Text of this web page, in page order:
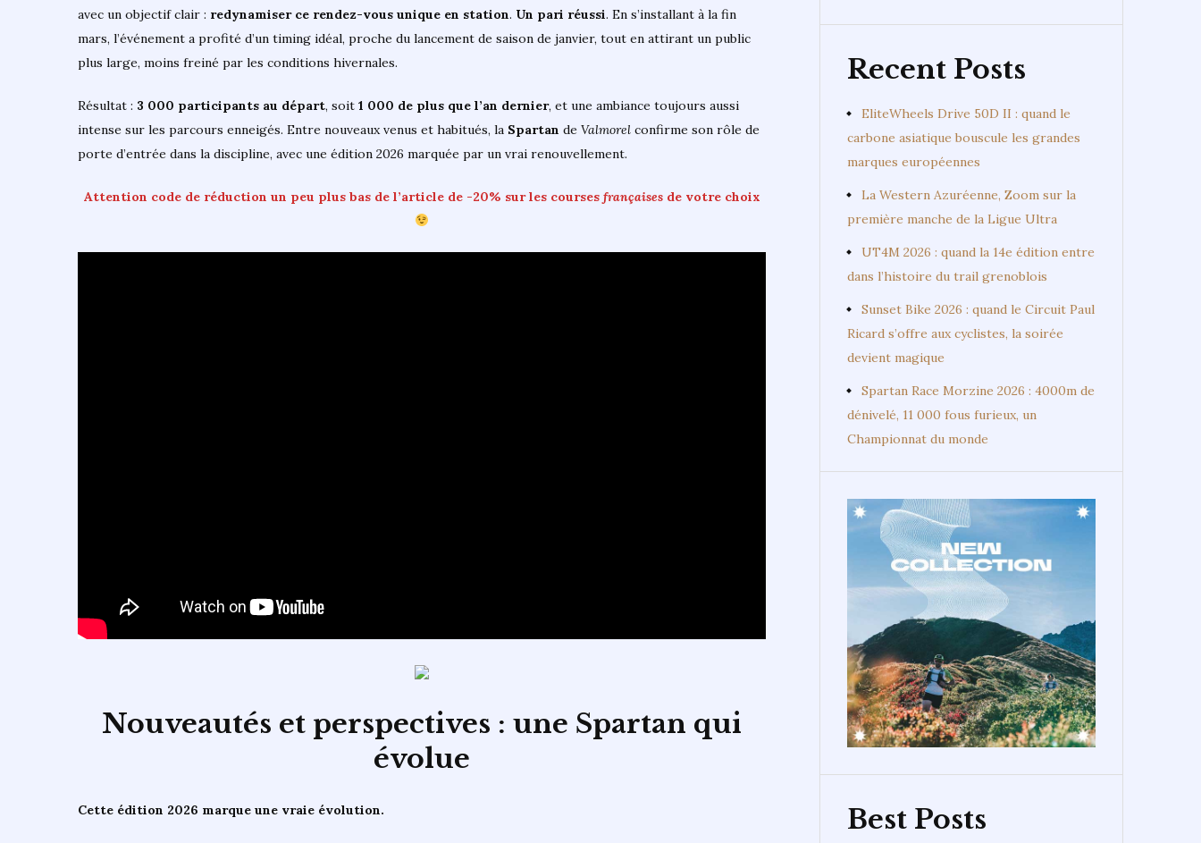
avec un objectif clair : redynamiser ce rendez-vous unique en station. Un pari réussi. En s’installant à la fin
mars, l’événement a profité d’un timing idéal, proche du lancement de saison de janvier, tout en attirant un public
plus large, moins freiné par les conditions hivernales.
Résultat : 3 000 participants au départ, soit 1 000 de plus que l’an dernier, et une ambiance toujours aussi
intense sur les parcours enneigés. Entre nouveaux venus et habitués, la Spartan de Valmorel confirme son rôle de
porte d’entrée dans la discipline, avec une édition 2026 marquée par un vrai renouvellement.
Attention code de réduction un peu plus bas de l’article de -20% sur les courses françaisesde votre choix
Nouveautés et perspectives : une Spartan qui
évolue
Cette édition 2026 marque une vraie évolution.
Recent Posts
EliteWheels Drive 50D II : quand le
carbone asiatique bouscule les grandes
marques européennes
La Western Azuréenne, Zoom sur la
première manche de la Ligue Ultra
UT4M 2026 : quand la 14e édition entre
dans l’histoire du trail grenoblois
Sunset Bike 2026 : quand le Circuit Paul
Ricard s’offre aux cyclistes, la soirée
devient magique
Spartan Race Morzine 2026 : 4000m de
dénivelé, 11 000 fous furieux, un
Championnat du monde
Best Posts